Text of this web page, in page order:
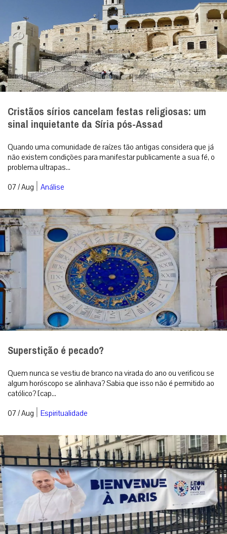
Cristãos sírios cancelam festas religiosas: um
sinal inquietante da Síria pós-Assad
Quando uma comunidade de raízes tão antigas considera que já
não existem condições para manifestar publicamente a sua fé, o
problema ultrapas...
07 / Aug | Análise
Superstição é pecado?
Quem nunca se vestiu de branco na virada do ano ou verificou se
algum horóscopo se alinhava? Sabia que isso não é permitido ao
católico? [cap...
07 / Aug | Espiritualidade